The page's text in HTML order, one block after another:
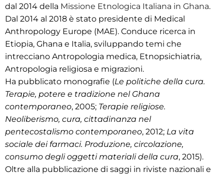
dal 2014 della Missione Etnologica Italiana in Ghana.
Dal 2014 al 2018 è stato presidente di Medical
Anthropology Europe (MAE). Conduce ricerca in
Etiopia, Ghana e Italia, sviluppando temi che
intrecciano Antropologia medica, Etnopsichiatria,
Antropologia religiosa e migrazioni.
Ha pubblicato monografie (Le politiche della cura.
Terapie, potere e tradizione nel Ghana
contemporaneo, 2005; Terapie religiose.
Neoliberismo, cura, cittadinanza nel
pentecostalismo contemporaneo, 2012; La vita
sociale dei farmaci. Produzione, circolazione,
consumo degli oggetti materiali della cura, 2015).
Oltre alla pubblicazione di saggi in riviste nazionali e